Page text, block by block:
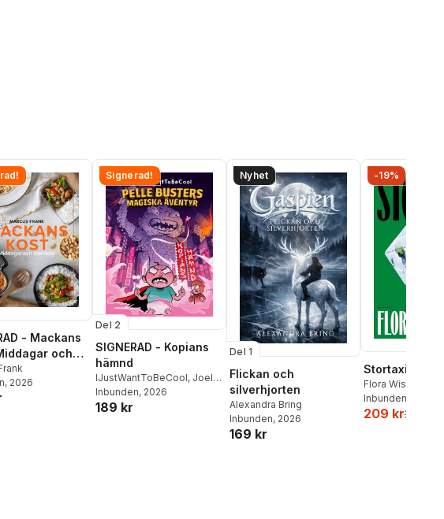
- Mackans
och
, 2026
Signerad!
Del 2
SIGNERAD - Kopians
hämnd
IJustWantToBeCool, Joel
Adolphson,Emil Ejdemo
Beer ,Victor Beer
Inbunden, 2026
189 kr
Nyhet
Del 1
Flickan och
silverhjorten
Alexandra Bring
Inbunden, 2026
169 kr
-19%
Stortaxi
Flora Wiström
Inbunden
209 kr259 kr